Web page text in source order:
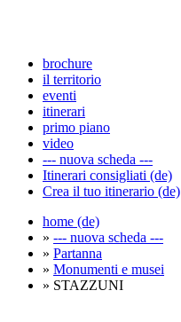
brochure
il territorio
eventi
itinerari
primo piano
video
--- nuova scheda ---
Itinerari consigliati (de)
Crea il tuo itinerario (de)
home (de)
» --- nuova scheda ---
» Partanna
» Monumenti e musei
» STAZZUNI